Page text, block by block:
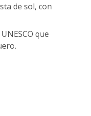
de sol, con
que